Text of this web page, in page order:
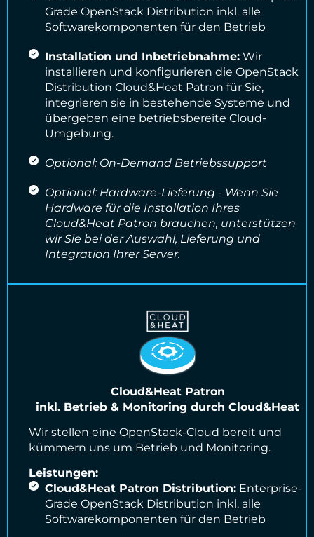
Grade OpenStack Distribution inkl. alle
Softwarekomponenten für den Betrieb
Installation und Inbetriebnahme:Wir
installieren und konfigurieren die OpenStack
Distribution Cloud&Heat Patron für Sie,
integrieren sie in bestehende Systeme und
übergeben eine betriebsbereite Cloud-
Umgebung.
Optional: On-Demand Betriebssupport
Optional: Hardware-Lieferung - Wenn Sie
Hardware für die Installation Ihres
Cloud&Heat Patron brauchen, unterstützen
wir Sie bei der Auswahl, Lieferung und
Integration Ihrer Server.
Cloud&Heat Patron
inkl. Betrieb & Monitoring durch Cloud&Heat
Wir stellen eine OpenStack-Cloud bereit und
kümmern uns um Betrieb und Monitoring.
Leistungen:
Cloud&Heat Patron Distribution:Enterprise-
Grade OpenStack Distribution inkl. alle
Softwarekomponenten für den Betrieb